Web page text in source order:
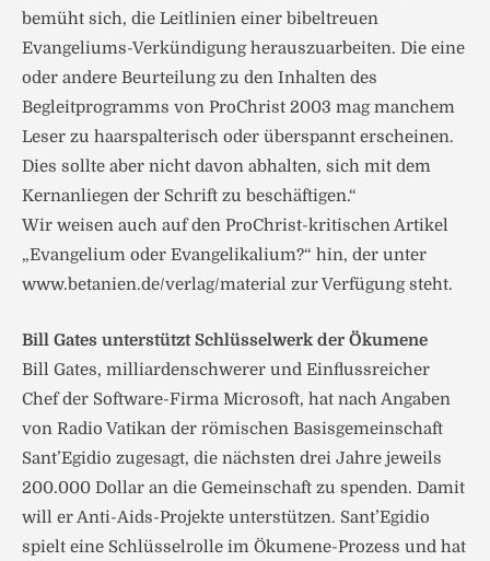
bemüht sich, die Leitlinien einer bibeltreuen
Evangeliums-Verkündigung herauszuarbeiten. Die eine
oder andere Beurteilung zu den Inhalten des
Begleitprogramms von ProChrist 2003 mag manchem
Leser zu haarspalterisch oder überspannt erscheinen.
Dies sollte aber nicht davon abhalten, sich mit dem
Kernanliegen der Schrift zu beschäftigen.“
Wir weisen auch auf den ProChrist-kritischen Artikel
„Evangelium oder Evangelikalium?“ hin, der unter
www.betanien.de/verlag/material zur Verfügung steht.
Bill Gates unterstützt Schlüsselwerk der Ökumene
Bill Gates, milliardenschwerer und Einflussreicher
Chef der Software-Firma Microsoft, hat nach Angaben
von Radio Vatikan der römischen Basisgemeinschaft
Sant’Egidio zugesagt, die nächsten drei Jahre jeweils
200.000 Dollar an die Gemeinschaft zu spenden. Damit
will er Anti-Aids-Projekte unterstützen. Sant’Egidio
spielt eine Schlüsselrolle im Ökumene-Prozess und hat